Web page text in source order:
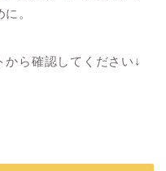
。
ら確認してください↓